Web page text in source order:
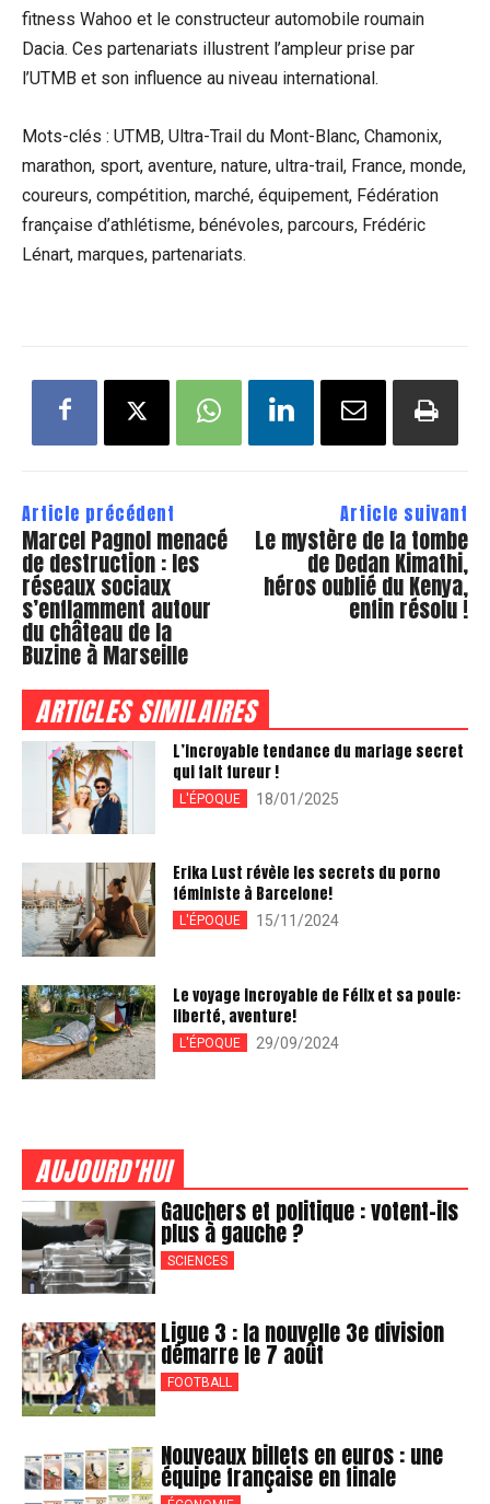
fitness Wahoo et le constructeur automobile roumain
Dacia. Ces partenariats illustrent l’ampleur prise par
l’UTMB et son influence au niveau international.
Mots-clés : UTMB, Ultra-Trail du Mont-Blanc, Chamonix,
marathon, sport, aventure, nature, ultra-trail, France, monde,
coureurs, compétition, marché, équipement, Fédération
française d’athlétisme, bénévoles, parcours, Frédéric
Lénart, marques, partenariats.
Article précédent
Marcel Pagnol menacé
de destruction : les
réseaux sociaux
s’enflamment autour
du château de la
Buzine à Marseille
Article suivant
Le mystère de la tombe
de Dedan Kimathi,
héros oublié du Kenya,
enfin résolu !
ARTICLES SIMILAIRES
L’incroyable tendance du mariage secret
qui fait fureur !
L'ÉPOQUE 18/01/2025
Erika Lust révèle les secrets du porno
féministe à Barcelone!
L'ÉPOQUE 15/11/2024
Le voyage incroyable de Félix et sa poule:
liberté, aventure!
L'ÉPOQUE 29/09/2024
AUJOURD'HUI
Gauchers et politique : votent-ils
plus à gauche ?
SCIENCES
Ligue 3 : la nouvelle 3e division
démarre le 7 août
FOOTBALL
Nouveaux billets en euros : une
équipe française en finale